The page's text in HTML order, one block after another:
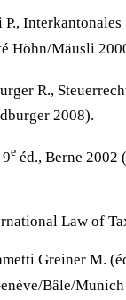
Interkantonales
Höhn/Mäusli
R.,
2008).
e éd., Berne 2002
Law of
Greiner M.
Bâle/